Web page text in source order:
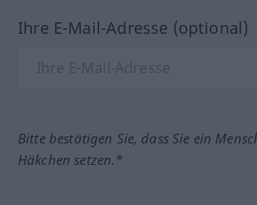
Ihre E-Mail-Adresse (optional)
Bitte bestätigen Sie, dass Sie ein
Häkchen setzen.*